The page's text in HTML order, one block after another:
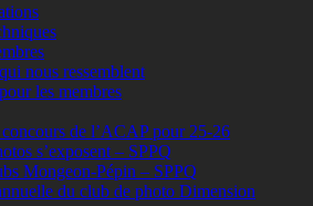
nous ressemblent
les membres
concours de l’ACAP pour 25-26
s’exposent – SPPQ
Mongeon-Pépin – SPPQ
du club de photo Dimension